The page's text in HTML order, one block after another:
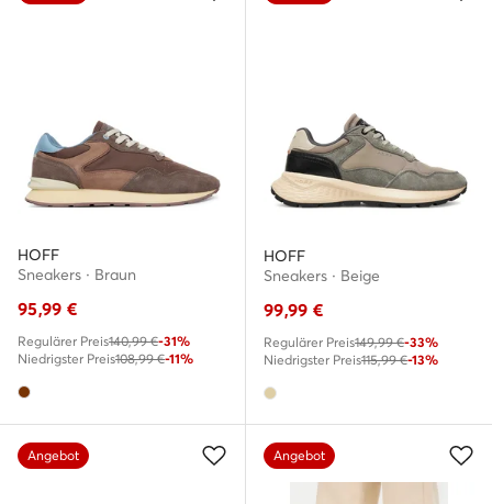
HOFF
Sneakers · Braun
95,99 €
Regulärer Preis140,99 €-31%
Niedrigster Preis108,99 €-11%
HOFF
Sneakers · Beige
99,99 €
Regulärer Preis149,99 €-33%
Niedrigster Preis115,99 €-13%
Angebot Angebot